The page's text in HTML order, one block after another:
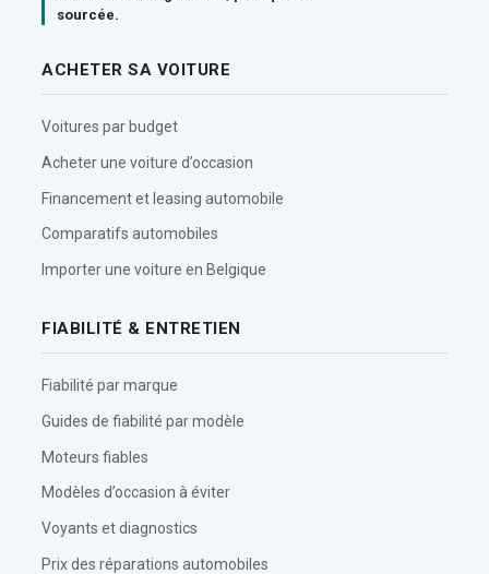
sourcée.
ACHETER SA VOITURE
Voitures par budget
Acheter une voiture d’occasion
Financement et leasing automobile
Comparatifs automobiles
Importer une voiture en Belgique
FIABILITÉ & ENTRETIEN
Fiabilité par marque
Guides de fiabilité par modèle
Moteurs fiables
Modèles d’occasion à éviter
Voyants et diagnostics
Prix des réparations automobiles